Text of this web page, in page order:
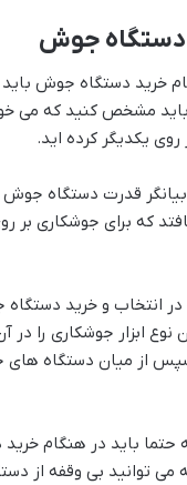
دستگاه جوش
خرید دستگاه جوش
باید مشخص کنید که می
یکدیگر کرده اید.
قدرت دستگاه
که برای جوشکاری
انتخاب و خرید
ابزار جوشکاری را در
سپس از میان دستگاه
حتما باید در هنگام
توانید بی وقفه از